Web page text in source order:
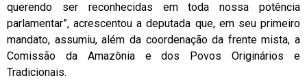
querendo ser reconhecidas em toda nossa potência
parlamentar”, acrescentou a deputada que, em seu primeiro
mandato, assumiu, além da coordenação da frente mista, a
Comissão da Amazônia e dos Povos Originários e
Tradicionais.